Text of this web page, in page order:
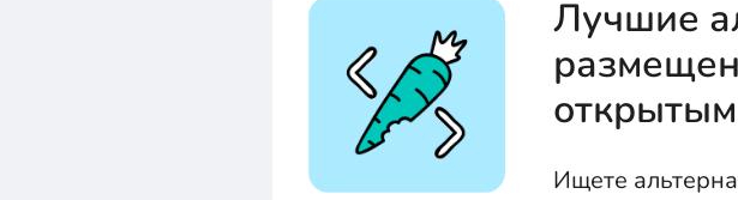
Лучшие
Ищете